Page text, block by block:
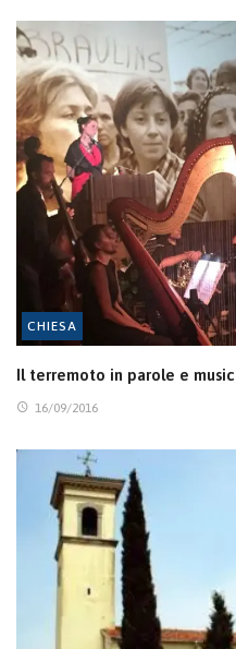
CHIESA
Il terremoto in parole e
16/09/2016